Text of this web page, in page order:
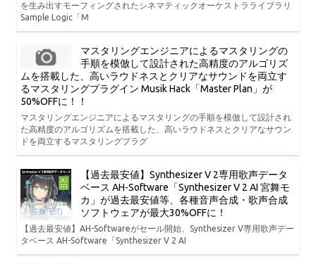
を生み出すモーフィングされたシネマティックオーケストラライブラリ
Sample Logic「M
マスタリングエンジニアによるマスタリングの
手順を模倣して設計された高精度のアルゴリズ
ムを搭載した、高いラウドネスとクリアなサウンドを両立す
るマスタリングプラグイン Musik Hack「Master Plan」が
50%OFFに！！
マスタリングエンジニアによるマスタリングの手順を模倣して設計され
た高精度のアルゴリズムを搭載した、高いラウドネスとクリアなサウン
ドを両立するマスタリングプラグ
【過去最安値】Synthesizer V 2専用歌声データ
ベース AH-Software「Synthesizer V 2 AI 宮舞モ
カ」が過去最安値等、各種音声合成・歌声合成
ソフトウェアが最大30%OFFに！
【過去最安値】AH-Softwareがセール開始、Synthesizer V専用歌声デー
タベース AH-Software「Synthesizer V 2 AI